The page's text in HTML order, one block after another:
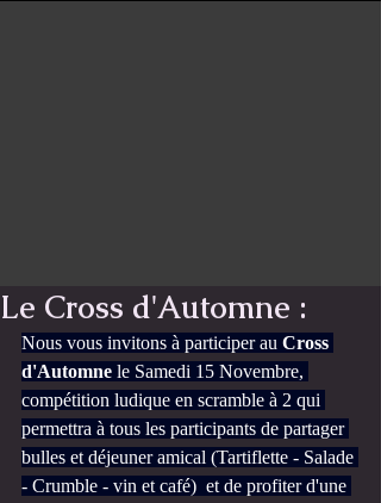
Le Cross d'Automne :
Nous vous invitons à participer au Cross
d'Automne le Samedi 15 Novembre,
compétition ludique en scramble à 2 qui
permettra à tous les participants de partager
bulles et déjeuner amical (Tartiflette - Salade
- Crumble - vin et café)  et de profiter d'une